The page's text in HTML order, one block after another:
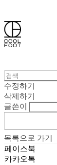
수정하기
삭제하기
글쓴이
목록으로 가기
페이스북
카카오톡